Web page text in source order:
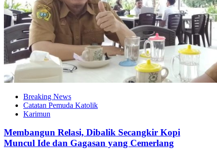
Breaking News
Catatan Pemuda Katolik
Karimun
Membangun Relasi, Dibalik Secangkir Kopi
Muncul Ide dan Gagasan yang Cemerlang